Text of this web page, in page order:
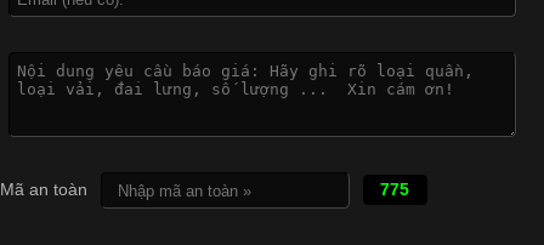
là một trong những công nghệ phổ biến nhờ khả năng tạo ra
dụng rộng rãi trong sản xuất áo thun, đồ thể thao
Mã an toàn 775